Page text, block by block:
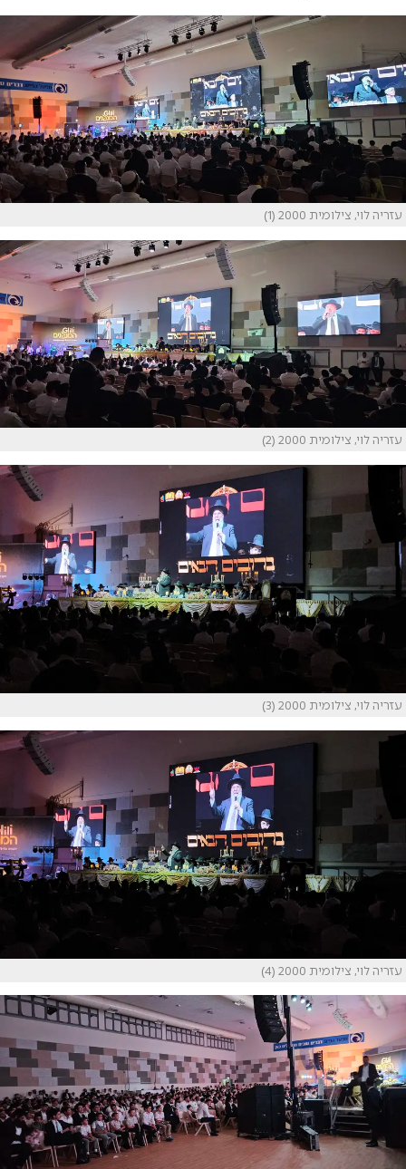
עזריה לוי, צילומית 2000 (1)
עזריה לוי, צילומית 2000 (2)
עזריה לוי, צילומית 2000 (3)
עזריה לוי, צילומית 2000 (4)